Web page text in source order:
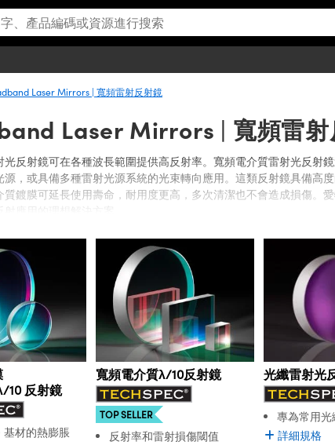
Laser Mirrors | 寬頻雷射反射鏡
Laser Mirrors | 寬頻雷射
光反射鏡可在各種波長範圍提供高反射率。寬頻電介質雷射光反射
源，或具備多種雷射光源系統的光束轉向應用。這類反射鏡具備高
質鍍膜可延長使用壽命，耐用度更高，多次清潔也不會造成損傷。
射應用的理想解決方案。
10 反射鏡
基材的熱膨脹
寬頻電介質λ/10反射鏡
TOP SELLER
反射率和雷射損傷閾值
光纖雷射光
專為常用
詳細規格